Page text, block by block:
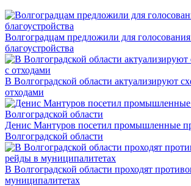
Волгоградцам предложили для голосования
благоустройства
В Волгоградской области актуализируют
отходами
Денис Мантуров посетил промышленные
Волгоградской области
В Волгоградской области проходят
муниципалитетах